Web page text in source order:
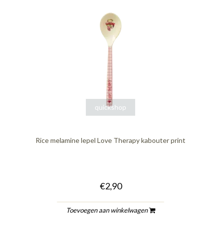
quickshop
Rice melamine lepel Love Therapy kabouter print
€2,90
Toevoegen aan winkelwagen